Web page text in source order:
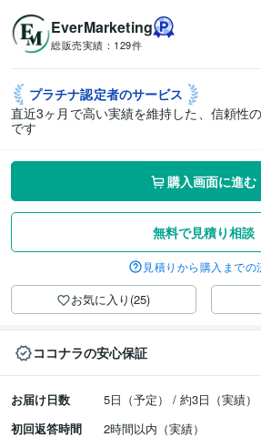
EverMarketing
総販売実績： 129件
プラチナ認定者のサービス
直近3ヶ月で高い実績を維持した、信頼性
です
購入画面に進む
無料で見積り相談
見積りから購入までの
お気に入り(25)
ココナラの安心保証
お届け日数
5日（予定） / 約3日（実績）
初回返答時間
2時間以内（実績）